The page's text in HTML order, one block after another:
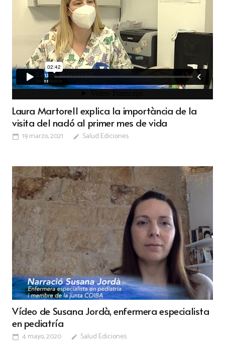
Laura Martorell explica la importància de la
visita del nadó al primer mes de vida
calendar_today 19 marzo, 2021 edit Salud Ediciones
Vídeo de Susana Jordà, enfermera especialista
en pediatría
calendar_today 4 mayo, 2020 edit Salud Ediciones